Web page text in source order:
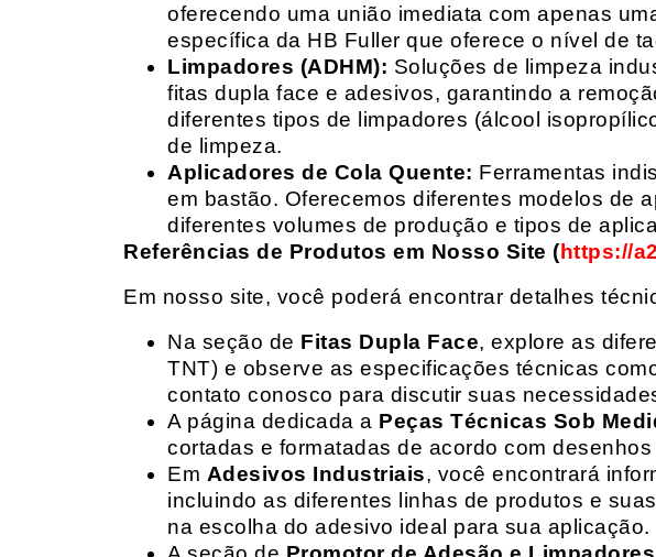
oferecendo uma união imediata com apenas
específica da HB Fuller que oferece o nível de
Limpadores (ADHM): Soluções de limpeza
fitas dupla face e adesivos, garantindo a
diferentes tipos de limpadores (álcool
de limpeza.
Aplicadores de Cola Quente: Ferramentas
em bastão. Oferecemos diferentes modelos de
diferentes volumes de produção e tipos de
Referências de Produtos em Nosso Site (https://
Em nosso site, você poderá encontrar detalhes
Na seção de Fitas Dupla Face, explore as
TNT) e observe as especificações técnicas
contato conosco para discutir suas
A página dedicada a Peças Técnicas Sob
cortadas e formatadas de acordo com
Em Adesivos Industriais, você encontrará
incluindo as diferentes linhas de produtos e
na escolha do adesivo ideal para sua aplicação.